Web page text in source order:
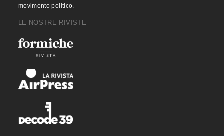
movimento politico.
LE NOSTRE RIVISTE